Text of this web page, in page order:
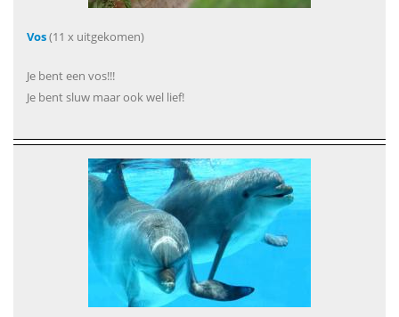
Vos(11 x uitgekomen)
Je bent een vos!!!
Je bent sluw maar ook wel lief!